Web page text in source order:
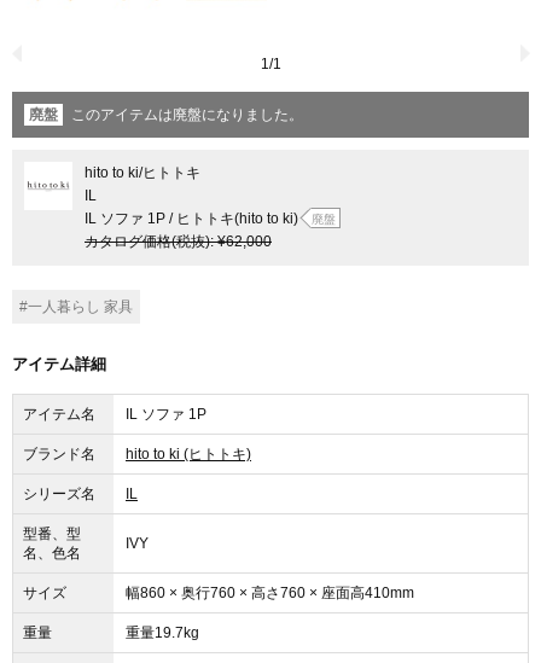
1/1
廃盤 このアイテムは廃盤になりました。
hito to ki/ヒトトキ
IL
IL ソファ 1P / ヒトトキ(hito to ki)
廃盤
カタログ価格(税抜): ¥62,000
#一人暮らし 家具
アイテム詳細
アイテム名 IL ソファ 1P
ブランド名 hito to ki (ヒトトキ)
シリーズ名 IL
型番、型
名、色名
IVY
サイズ 幅860 × 奥行760 × 高さ760 × 座面高410mm
重量 重量19.7kg